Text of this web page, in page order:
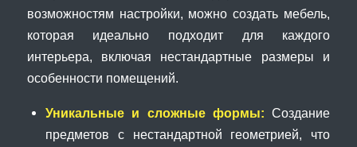
возможностям настройки, можно создать мебель,
которая идеально подходит для каждого
интерьера, включая нестандартные размеры и
особенности помещений.
Уникальные и сложные формы: Создание
предметов с нестандартной геометрией, что